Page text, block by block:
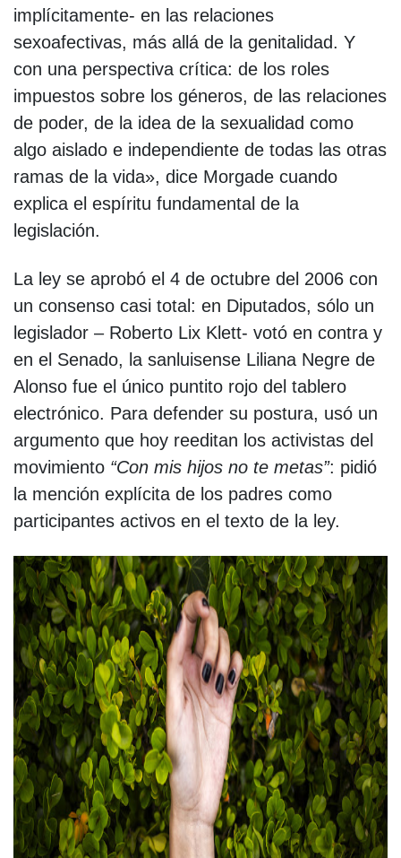
implícitamente- en las relaciones
sexoafectivas, más allá de la genitalidad. Y
con una perspectiva crítica: de los roles
impuestos sobre los géneros, de las relaciones
de poder, de la idea de la sexualidad como
algo aislado e independiente de todas las otras
ramas de la vida», dice Morgade cuando
explica el espíritu fundamental de la
legislación.
La ley se aprobó el 4 de octubre del 2006 con
un consenso casi total: en Diputados, sólo un
legislador – Roberto Lix Klett- votó en contra y
en el Senado, la sanluisense Liliana Negre de
Alonso fue el único puntito rojo del tablero
electrónico. Para defender su postura, usó un
argumento que hoy reeditan los activistas del
movimiento “Con mis hijos no te metas”: pidió
la mención explícita de los padres como
participantes activos en el texto de la ley.